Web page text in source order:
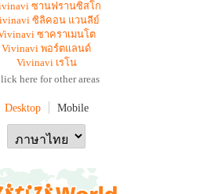
ซานฟรานซิสโก
ซิลิคอน แวนลีย์
ซาคราเมนโต
Vivinavi พอร์ตแลนด์
Vivinavi เรโน
here for other areas
Desktop Mobile